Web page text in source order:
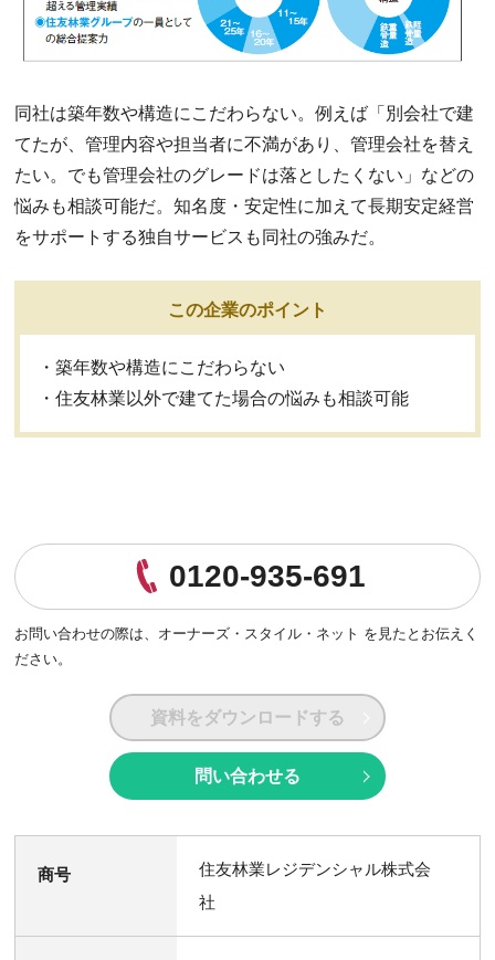
同社は築年数や構造にこだわらない。例えば「別会社で建
てたが、管理内容や担当者に不満があり、管理会社を替え
たい。でも管理会社のグレードは落としたくない」などの
悩みも相談可能だ。知名度・安定性に加えて長期安定経営
をサポートする独自サービスも同社の強みだ。
この企業のポイント
・築年数や構造にこだわらない
・住友林業以外で建てた場合の悩みも相談可能
0120-935-691
お問い合わせの際は、 オーナーズ・スタイル・ネット を見たとお伝えく
ださい。
資料をダウンロードする
問い合わせる
商号
住友林業レジデンシャル株式会
社